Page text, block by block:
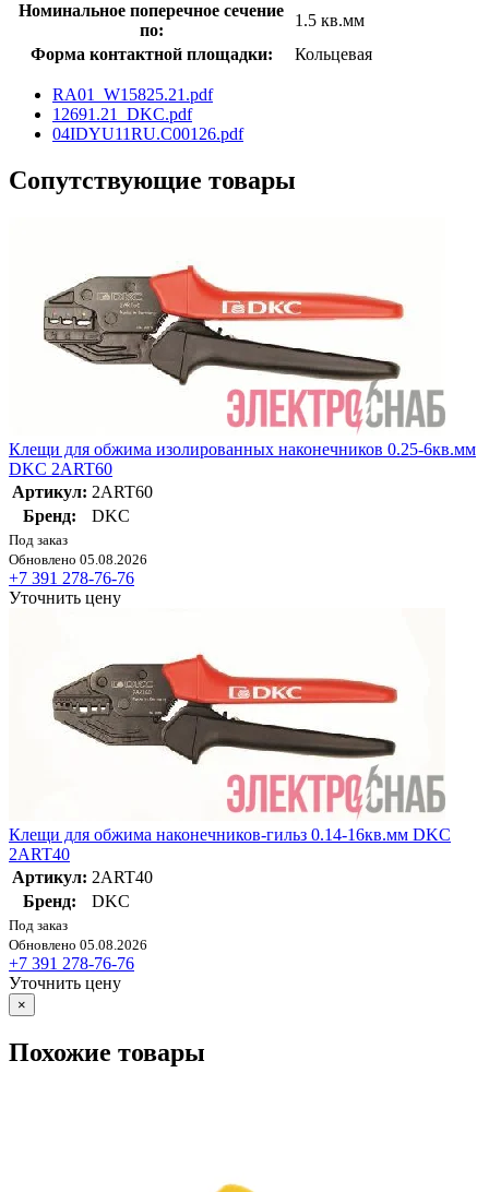
Номинальное поперечное сечение
по:
1.5 кв.мм
Форма контактной площадки:
Кольцевая
RA01_W15825.21.pdf
12691.21_DKC.pdf
04IDYU11RU.C00126.pdf
Сопутствующие товары
Клещи для обжима изолированных наконечников 0.25-6кв.мм
DKC 2ART60
Артикул: 2ART60
Бренд:
DKC
Под заказ
Обновлено 05.08.2026
+7 391 278-76-76
Уточнить цену
Клещи для обжима наконечников-гильз 0.14-16кв.мм DKC
2ART40
Артикул: 2ART40
Бренд:
DKC
Под заказ
Обновлено 05.08.2026
+7 391 278-76-76
Уточнить цену
×
Похожие товары